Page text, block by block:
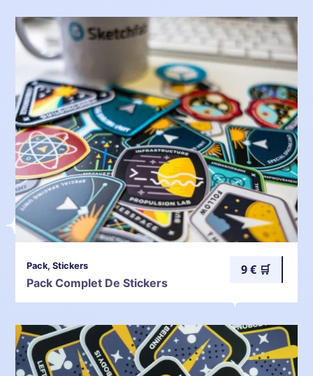
Pack, Stickers
Pack Complet De Stickers
9 € 🛒